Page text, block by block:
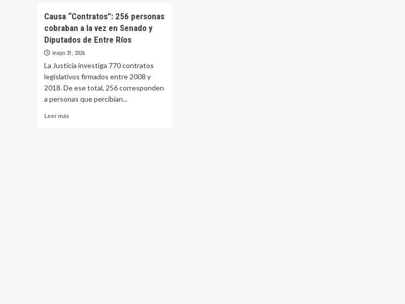
Causa “Contratos”: 256 personas
cobraban a la vez en Senado y
Diputados de Entre Ríos
mayo 31, 2026
La Justicia investiga 770 contratos
legislativos firmados entre 2008 y
2018. De ese total, 256 corresponden
a personas que percibían...
Leer más